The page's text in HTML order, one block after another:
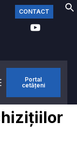
CONTACT
Portal
cetățeni